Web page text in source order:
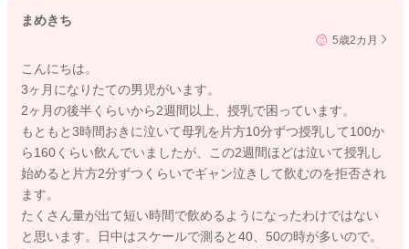
まめきち
5歳2カ月
こんにちは。
3ヶ月になりたての男児がいます。
2ヶ月の後半くらいから2週間以上、授乳で困っています。
もともと3時間おきに泣いて母乳を片方10分ずつ授乳して100か
ら160くらい飲んでいましたが、この2週間ほどは泣いて授乳し
始めると片方2分ずつくらいでギャン泣きして飲むのを拒否され
ます。
たくさん量が出て短い時間で飲めるようになったわけではない
と思います。日中はスケールで測ると40、50の時が多いので。